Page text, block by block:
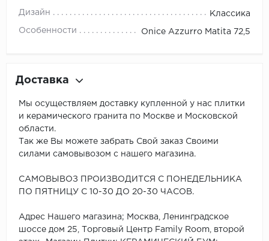
Дизайн Классика
Особенности Onice Azzurro Matita 72,5
Доставка
Мы осуществляем доставку купленной у нас плитки
и керамического гранита по Москве и Московской
области.
Так же Вы можете забрать Свой заказ Своими
силами самовывозом с нашего магазина.
САМОВЫВОЗ ПРОИЗВОДИТСЯ С ПОНЕДЕЛЬНИКА
ПО ПЯТНИЦУ С 10-30 ДО 20-30 ЧАСОВ.
Адрес Нашего магазина; Москва, Ленинградское
шоссе дом 25, Торговый Центр Family Room, второй